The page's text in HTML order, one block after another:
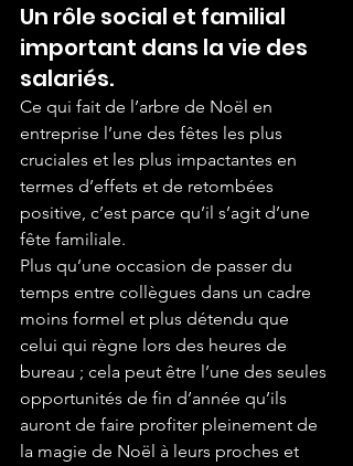
Un rôle social et familial
important dans la vie des
salariés.
Ce qui fait de l’arbre de Noël en
entreprise l’une des fêtes les plus
cruciales et les plus impactantes en
termes d’effets et de retombées
positive, c’est parce qu’il s’agit d’une
fête familiale.
Plus qu’une occasion de passer du
temps entre collègues dans un cadre
moins formel et plus détendu que
celui qui règne lors des heures de
bureau ; cela peut être l’une des seules
opportunités de fin d’année qu’ils
auront de faire profiter pleinement de
la magie de Noël à leurs proches et